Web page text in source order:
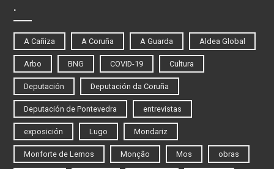
.
A Cañiza A Coruña A Guarda Aldea Global
Arbo BNG COVID-19 Cultura
Deputación Deputación da Coruña
Deputación de Pontevedra entrevistas
exposición Lugo Mondariz
Monforte de Lemos Monção Mos obras